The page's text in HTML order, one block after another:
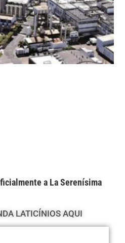
a La Serenísima
LATICÍNIOS AQUI